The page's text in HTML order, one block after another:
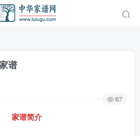
谱
67
家谱简介